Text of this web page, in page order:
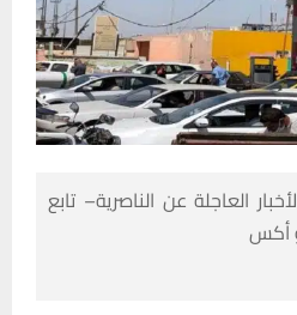
العاجلة عن الناصرية– تابع
أكس